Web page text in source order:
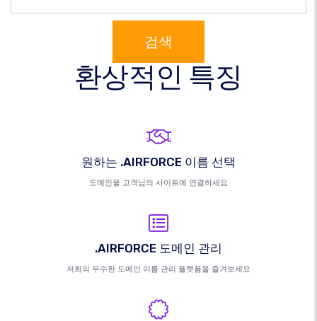
검색
환상적인 특징
원하는 .AIRFORCE 이름 선택
도메인을 고객님의 사이트에 연결하세요
.AIRFORCE 도메인 관리
저희의 우수한 도메인 이름 관리 플랫폼을 즐겨보세요